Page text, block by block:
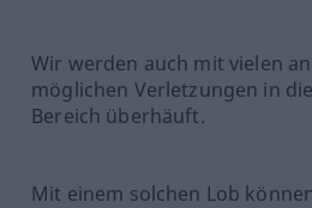
Wir werden auch mit vielen
möglichen Verletzungen in
Bereich überhäuft.
Mit einem solchen Lob